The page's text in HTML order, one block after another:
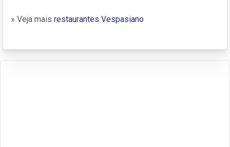
» Veja mais restaurantes Vespasiano